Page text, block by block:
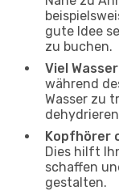
gute Idee
zu buchen.
Viel
während
Wasser zu
Kopfhörer
Dies hilft
schaffen
gestalten.